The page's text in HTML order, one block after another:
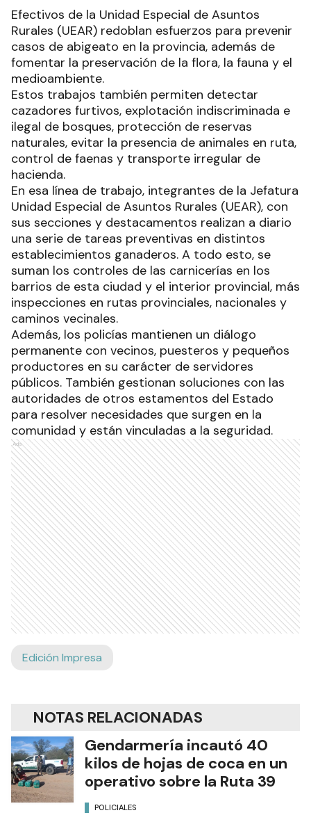
Efectivos de la Unidad Especial de Asuntos
Rurales (UEAR) redoblan esfuerzos para prevenir
casos de abigeato en la provincia, además de
fomentar la preservación de la flora, la fauna y el
medioambiente.
Estos trabajos también permiten detectar
cazadores furtivos, explotación indiscriminada e
ilegal de bosques, protección de reservas
naturales, evitar la presencia de animales en ruta,
control de faenas y transporte irregular de
hacienda.
En esa línea de trabajo, integrantes de la Jefatura
Unidad Especial de Asuntos Rurales (UEAR), con
sus secciones y destacamentos realizan a diario
una serie de tareas preventivas en distintos
establecimientos ganaderos. A todo esto, se
suman los controles de las carnicerías en los
barrios de esta ciudad y el interior provincial, más
inspecciones en rutas provinciales, nacionales y
caminos vecinales.
Además, los policías mantienen un diálogo
permanente con vecinos, puesteros y pequeños
productores en su carácter de servidores
públicos. También gestionan soluciones con las
autoridades de otros estamentos del Estado
para resolver necesidades que surgen en la
comunidad y están vinculadas a la seguridad.
Ads
Edición Impresa
NOTAS RELACIONADAS
Gendarmería incautó 40
kilos de hojas de coca en un
operativo sobre la Ruta 39
POLICIALES